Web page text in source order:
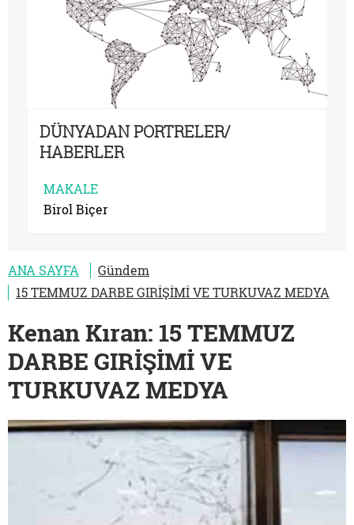
DÜNYADAN PORTRELER/
HABERLER
MAKALE
Birol Biçer
ANA SAYFA
Gündem
15 TEMMUZ DARBE GIRİŞİMİ VE TURKUVAZ MEDYA
Kenan Kıran: 15 TEMMUZ
DARBE GIRİŞİMİ VE
TURKUVAZ MEDYA